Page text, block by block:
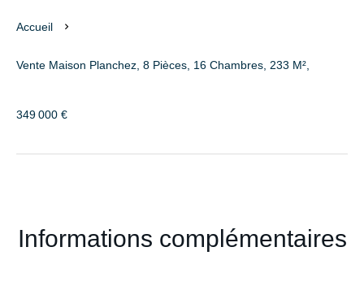
Accueil
Vente Maison Planchez, 8 Pièces, 16 Chambres, 233 M²,
349 000 €
Informations complémentaires